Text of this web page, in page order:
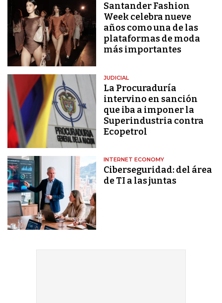
Santander Fashion
Week celebra nueve
años como una de las
plataformas de moda
más importantes
JUDICIAL
La Procuraduría
intervino en sanción
que iba a imponer la
Superindustria contra
Ecopetrol
INTERNET ECONOMY
Ciberseguridad: del área
de TI a las juntas